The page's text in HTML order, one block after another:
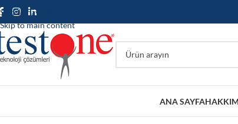
Skip to navigation
Skip to main content
ANA SAYFA